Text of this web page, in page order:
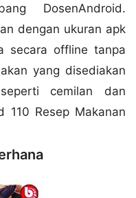
DosenAndroid.
dengan ukuran apk
secara offline tanpa
yang disediakan
cemilan dan
110 Resep Makanan